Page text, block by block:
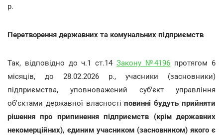
р.
Перетворення державних та комунальних підприємств
Так, відповідно до ч.1 ст.14 Закону №4196 протягом 6
місяців, до 28.02.2026 р., учасники (засновники)
підприємства, уповноважений суб'єкт управління
об'єктами державної власностіповинні будуть прийняти
рішення про припинення підприємств (крім державних
некомерційних), єдиним учасником (засновником) якого є